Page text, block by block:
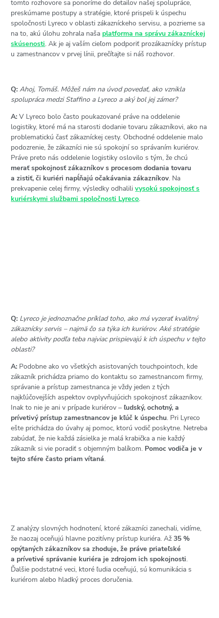
tomto rozhovore sa ponoríme do detailov našej spolupráce,
preskúmame postupy a stratégie, ktoré prispeli k úspechu
spoločnosti Lyreco v oblasti zákazníckeho servisu, a pozrieme sa
na to, akú úlohu zohrala naša platforma na správu zákazníckej
skúsenosti. Ak je aj vaším cieľom podporiť prozákaznícky prístup
u zamestnancov v prvej línii, prečítajte si náš rozhovor.
Q:Ahoj, Tomáš. Môžeš nám na úvod povedať, ako vznikla
spolupráca medzi Staffino a Lyreco a aký bol jej zámer?
A: V Lyreco bolo často poukazované práve na oddelenie
logistiky, ktoré má na starosti dodanie tovaru zákazníkovi, ako na
problematickú časť zákazníckej cesty. Obchodné oddelenie malo
podozrenie, že zákazníci nie sú spokojní so správaním kuriérov.
Práve preto nás oddelenie logistiky oslovilo s tým, že chcú
merať spokojnosť zákazníkov s procesom dodania tovaru
a zistiť, či kuriéri napĺňajú očakávania zákazníkov. Na
prekvapenie celej firmy, výsledky odhalili vysokú spokojnosť s
kuriérskymi službami spoločnosti Lyreco.
Q: Lyreco je jednoznačne príklad toho, ako má vyzerať kvalitný
zákaznícky servis – najmä čo sa týka ich kuriérov. Aké stratégie
alebo aktivity podľa teba najviac prispievajú k ich úspechu v tejto
oblasti?
A: Podobne ako vo všetkých asistovaných touchpointoch, kde
zákazník prichádza priamo do kontaktu so zamestnancom firmy,
správanie a prístup zamestnanca je vždy jeden z tých
najkľúčovejších aspektov ovplyvňujúcich spokojnosť zákazníkov.
Inak to nie je ani v prípade kuriérov – ľudský, ochotný, a
prívetivý prístup zamestnancov je kľúč k úspechu. Pri Lyreco
ešte prichádza do úvahy aj pomoc, ktorú vodič poskytne. Netreba
zabúdať, že nie každá zásielka je malá krabička a nie každý
zákazník si vie poradiť s objemným balíkom. Pomoc vodiča je v
tejto sfére často priam vítaná.
Z analýzy slovných hodnotení, ktoré zákazníci zanechali, vidíme,
že naozaj oceňujú hlavne pozitívny prístup kuriéra. Až35 %
opýtaných zákazníkov sa zhoduje, že práve priateľské
a prívetivé správanie kuriéra je zdrojom ich spokojnosti.
Ďalšie podstatné veci, ktoré ľudia oceňujú, sú komunikácia s
kuriérom alebo hladký proces doručenia.